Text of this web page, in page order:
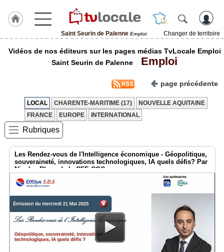
Saint Seurin de Palenne Emploi
Changer de territoire
J'adhère
Palenne
TvLocale
Accueil
RUBRIQUES
Agenda
Vidéos de nos éditeurs sur les pages médias TvLocale Emploi
Saint Seurin de Palenne
Emploi
page précédente
LOCAL CHARENTE-MARITIME (17)
NOUVELLE AQUITAINE
FRANCE
EUROPE INTERNATIONAL
Rubriques
Les Rendez-vous de l'Intelligence économique - Géopolitique,
souveraineté, innovations technologiques, IA quels défis? Par
Nicolas Blanc de la CFE-CGC